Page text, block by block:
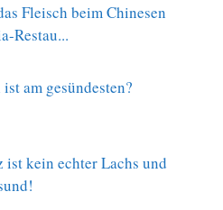
Fleisch beim Chinesen
Restau...
am gesündesten?
ist kein echter Lachs und